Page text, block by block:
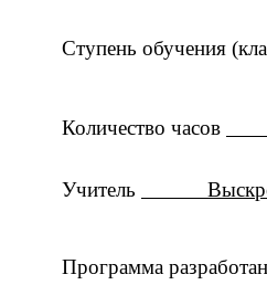
Ступень обучения
Количество часов
Учитель
Программа